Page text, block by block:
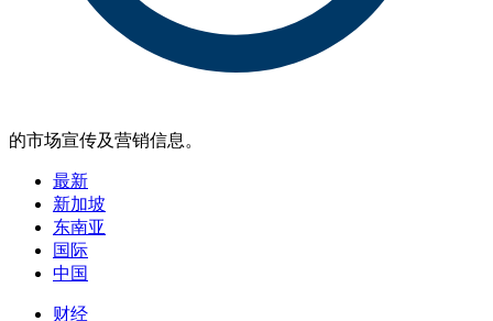
的市场宣传及营销信息。
最新
新加坡
东南亚
国际
中国
财经